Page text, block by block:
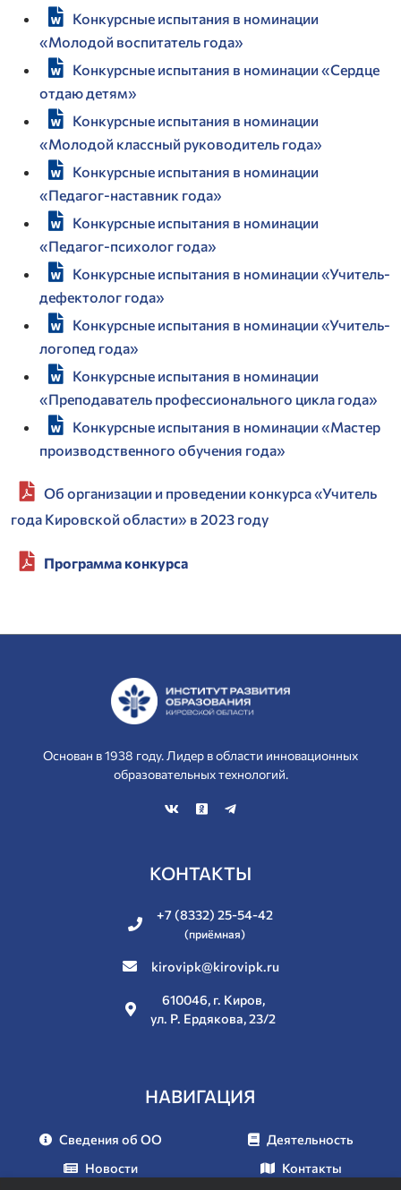
Конкурсные испытания в номинации
«Молодой воспитатель года»
Конкурсные испытания в номинации «Сердце
отдаю детям»
Конкурсные испытания в номинации
«Молодой классный руководитель года»
Конкурсные испытания в номинации
«Педагог-наставник года»
Конкурсные испытания в номинации
«Педагог-психолог года»
Конкурсные испытания в номинации «Учитель-
дефектолог года»
Конкурсные испытания в номинации «Учитель-
логопед года»
Конкурсные испытания в номинации
«Преподаватель профессионального цикла года»
Конкурсные испытания в номинации «Мастер
производственного обучения года»
Об организации и проведении конкурса «Учитель
года Кировской области» в 2023 году
Программа конкурса
Основан в 1938 году. Лидер в области инновационных
образовательных технологий.
КОНТАКТЫ
+7 (8332) 25-54-42
(приёмная)
kirovipk@kirovipk.ru
610046, г. Киров,
ул. Р. Ердякова, 23/2
НАВИГАЦИЯ
Сведения об ОО
Новости
Деятельность
Контакты